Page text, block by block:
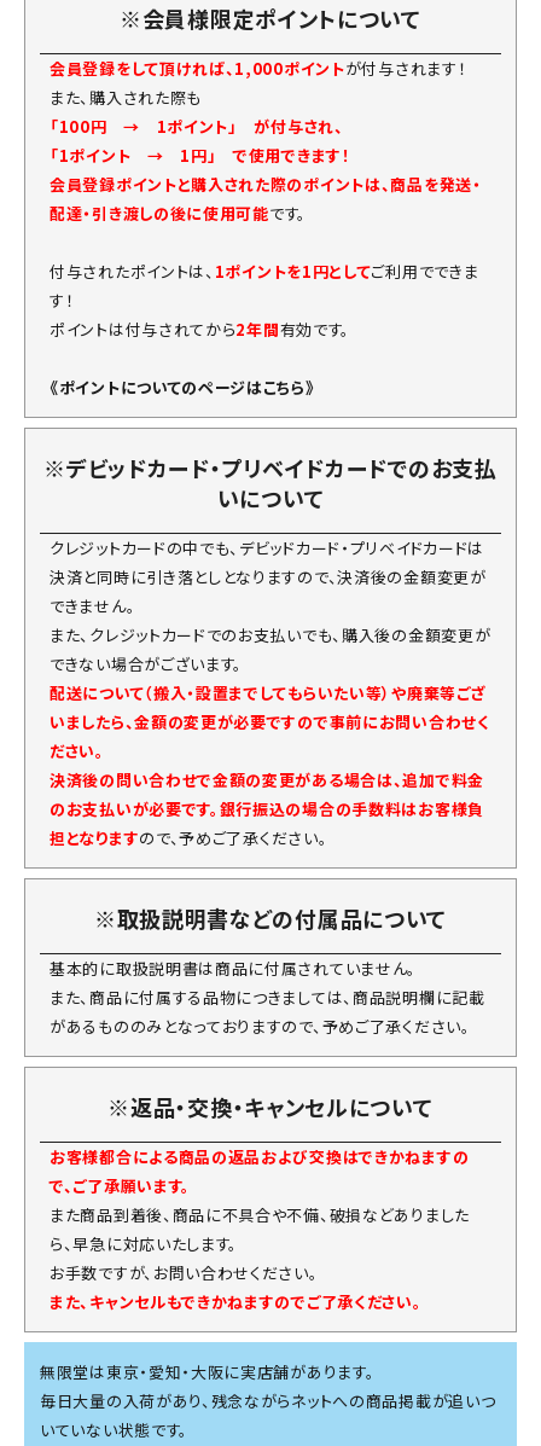
※会員様限定ポイントについて
会員登録をして頂ければ、1,000ポイントが付与されます！
また、購入された際も
「100円 → 1ポイント」 が付与され、
「1ポイント → 1円」 で使用できます！
会員登録ポイントと購入された際のポイントは、商品を発送・
配達・引き渡しの後に使用可能です。
付与されたポイントは、 1ポイントを1円としてご利用でできま
す！
ポイントは付与されてから2年間有効です。
《ポイントについてのページはこちら》
※デビッドカード・プリベイドカードでのお支払
いについて
クレジットカードの中でも、デビッドカード・プリベイドカードは
決済と同時に引き落としとなりますので、決済後の金額変更が
できません。
また、クレジットカードでのお支払いでも、購入後の金額変更が
できない場合がございます。
配送について（搬入・設置までしてもらいたい等）や廃棄等ござ
いましたら、金額の変更が必要ですので事前にお問い合わせく
ださい。
決済後の問い合わせで金額の変更がある場合は、追加で料金
のお支払いが必要です。銀行振込の場合の手数料はお客様負
担となりますので、予めご了承ください。
※取扱説明書などの付属品について
基本的に取扱説明書は商品に付属されていません。
また、商品に付属する品物につきましては、商品説明欄に記載
があるもののみとなっておりますので、予めご了承ください。
※返品・交換・キャンセルについて
お客様都合による商品の返品および交換はできかねますの
で、ご了承願います。
また商品到着後、商品に不具合や不備、破損などありました
ら、早急に対応いたします。
お手数ですが、お問い合わせください。
また、キャンセルもできかねますのでご了承ください。
無限堂は東京・愛知・大阪に実店舗があります。
毎日大量の入荷があり、残念ながらネットへの商品掲載が追いつ
いていない状態です。